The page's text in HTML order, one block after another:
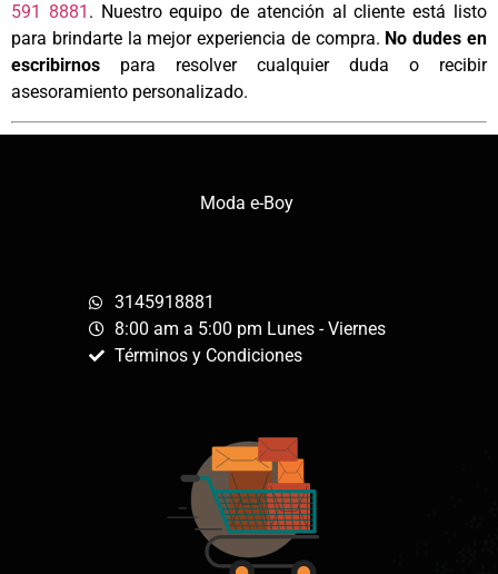
591 8881 . Nuestro equipo de atención al cliente está listo
para brindarte la mejor experiencia de compra. No dudes en
escribirnos para resolver cualquier duda o recibir
asesoramiento personalizado.
Moda e-Boy
3145918881
8:00 am a 5:00 pm Lunes - Viernes
Términos y Condiciones